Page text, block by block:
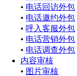
• 电话回访外包
• 电话邀约外包
• 呼入客服外包
• 电话营销外包
• 电话调查外包
内容审核
• 图片审核